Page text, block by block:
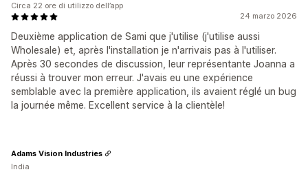
24 marzo 2026
Deuxième application de Sami que j'utilise (j'utilise aussi
Wholesale) et, après l'installation je n'arrivais pas à l'utiliser.
Après 30 secondes de discussion, leur représentante Joanna a
réussi à trouver mon erreur. J'avais eu une expérience
semblable avec la première application, ils avaient réglé un bug
la journée même. Excellent service à la clientèle!
Circa 22 ore di utilizzo dell’app
Adams Vision Industries
India